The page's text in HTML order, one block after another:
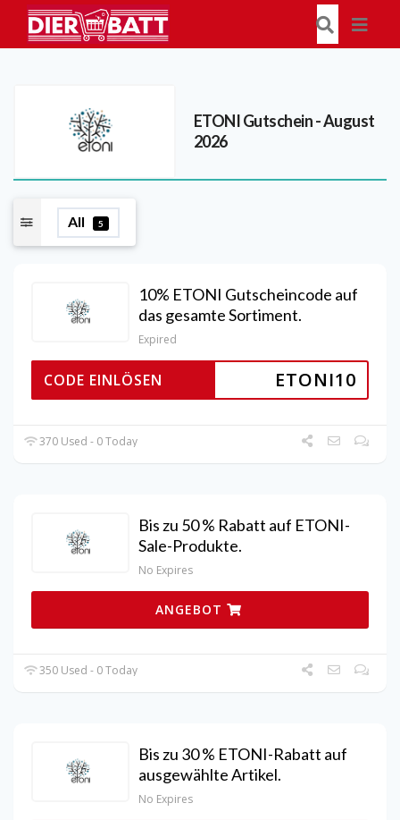
ETONIGutschein - August
2026
All 5
10% ETONI Gutscheincode auf
das gesamte Sortiment.
Expired
ETONI10
CODE EINLÖSEN
370 Used - 0 Today
Bis zu 50 % Rabatt auf ETONI-
Sale-Produkte.
No Expires
ANGEBOT
350 Used - 0 Today
Bis zu 30 % ETONI-Rabatt auf
ausgewählte Artikel.
No Expires